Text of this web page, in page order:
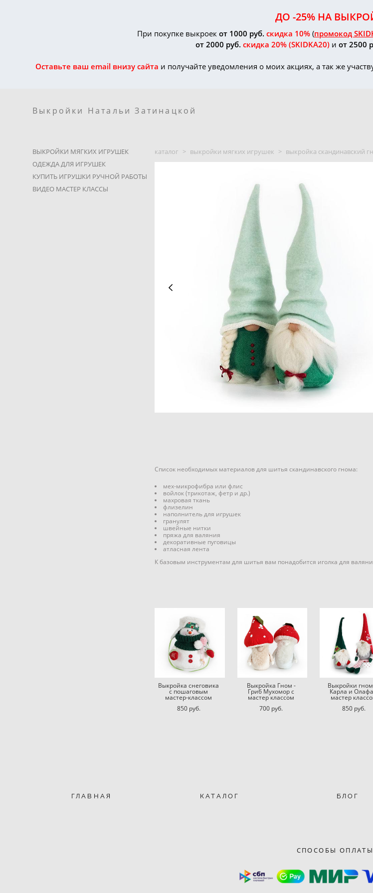
ДО -25% НА
При покупке выкроек от 1000 руб. скидка 10% (промокод
от 2000 руб. скидка 20% (SKIDKA20) и от 2500
Оставьте ваш email внизу сайта и получайте уведомления о моих акциях, а так же
Выкройки Натальи Затинацкой
ВЫКРОЙКИ МЯГКИХ ИГРУШЕК
ОДЕЖДА ДЛЯ ИГРУШЕК
КУПИТЬ ИГРУШКИ РУЧНОЙ РАБОТЫ
ВИДЕО МАСТЕР КЛАССЫ
каталог > выкройки мягких игрушек > выкройка скандинавский
Список необходимых материалов для шитья скандинавского гнома:
мех-микрофибра или флис
войлок (трикотаж, фетр и др.)
махровая ткань
флизелин
наполнитель для игрушек
гранулят
швейные нитки
пряжа для валяния
декоративные пуговицы
атласная лента
К базовым инструментам для шитья вам понадобится иголка для
Выкройка снеговика
с пошаговым
мастер-классом
850 pуб.
Выкройка Гном -
Гриб Мухомор c
мастер классом
700 pуб.
Выкройки
Карла и
мастер
850 pуб.
ГЛАВНАЯ КАТАЛОГ БЛОГ
СПОСОБЫ ОПЛАТЫ